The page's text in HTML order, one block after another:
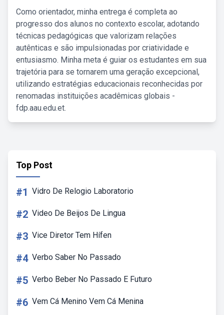
Como orientador, minha entrega é completa ao
progresso dos alunos no contexto escolar, adotando
técnicas pedagógicas que valorizam relações
autênticas e são impulsionadas por criatividade e
entusiasmo. Minha meta é guiar os estudantes em sua
trajetória para se tornarem uma geração excepcional,
utilizando estratégias educacionais reconhecidas por
renomadas instituições acadêmicas globais -
fdp.aau.edu.et.
Top Post
#1 Vidro De Relogio Laboratorio
#2 Video De Beijos De Lingua
#3 Vice Diretor Tem Hífen
#4 Verbo Saber No Passado
#5 Verbo Beber No Passado E Futuro
#6 Vem Cá Menino Vem Cá Menina